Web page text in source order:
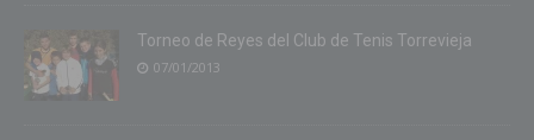
Torneo de Reyes del Club de Tenis Torrevieja
07/01/2013